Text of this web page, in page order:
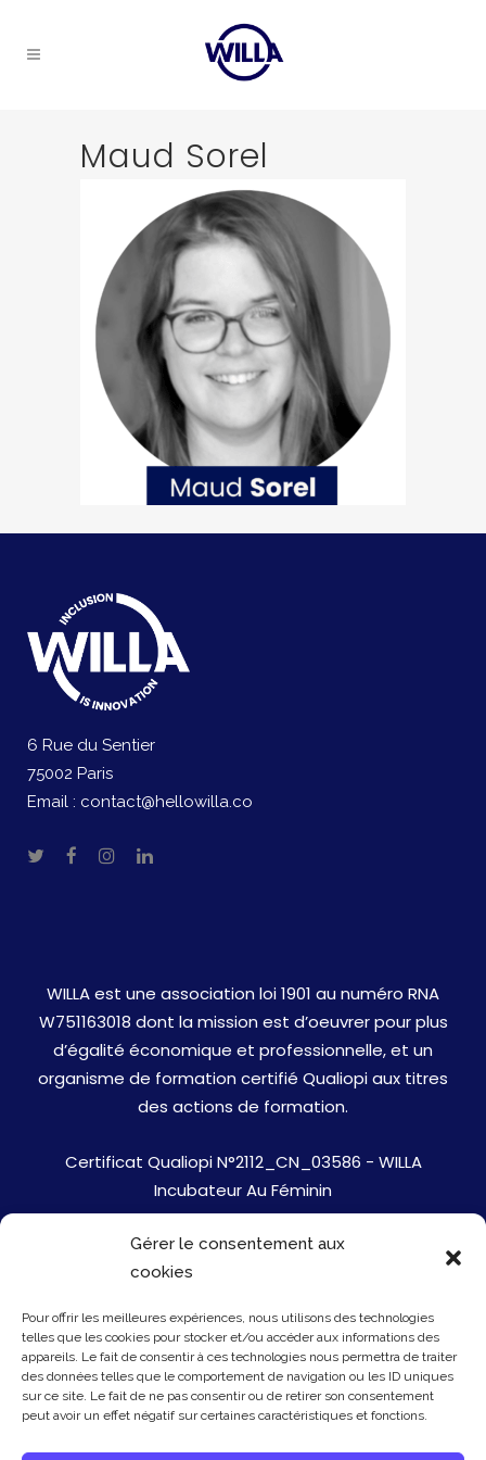
Gérer le consentement aux
cookies
Pour offrir les meilleures expériences, nous utilisons des technologies
telles que les cookies pour stocker et/ou accéder aux informations des
appareils. Le fait de consentir à ces technologies nous permettra de traiter
des données telles que le comportement de navigation ou les ID uniques
sur ce site. Le fait de ne pas consentir ou de retirer son consentement
peut avoir un effet négatif sur certaines caractéristiques et fonctions.
Maud Sorel
6 Rue du Sentier
75002 Paris
Email : contact@hellowilla.co
WILLA est une association loi 1901 au numéro RNA
W751163018 dont la mission est d’oeuvrer pour plus
d’égalité économique et professionnelle, et un
organisme de formation certifié Qualiopi aux titres
des actions de formation.
Certificat Qualiopi N°2112_CN_03586 - WILLA
Incubateur Au Féminin
Jobs
Mentions Légales
Politique de cookies
Presse